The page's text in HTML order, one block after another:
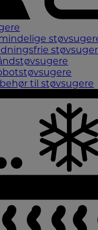
til støvsugere